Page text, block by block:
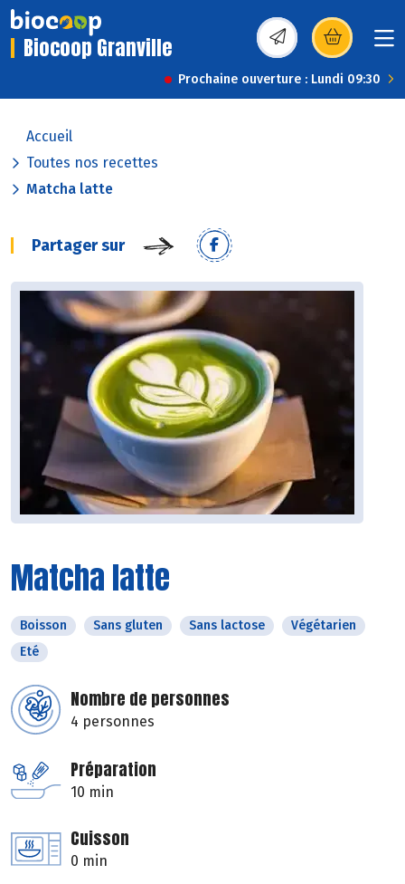
Biocoop Granville (s’ouvre dans une
Prochaine ouverture : Lundi 09:30
Accueil
Toutes nos recettes
Matcha latte
Partager sur
Matcha latte
Boisson Sans gluten Sans lactose
Végétarien
Eté
Nombre de personnes
4 personnes
Préparation
10 min
Cuisson
0 min